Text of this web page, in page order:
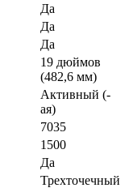
Да
Да
Да
19 дюймов
(482,6 мм)
Активный (-
ая)
7035
1500
Да
Трехточечный